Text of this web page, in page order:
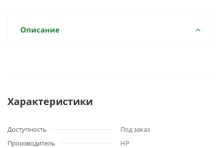
Описание
Характеристики
Доступность
Под заказ
Производитель
HP